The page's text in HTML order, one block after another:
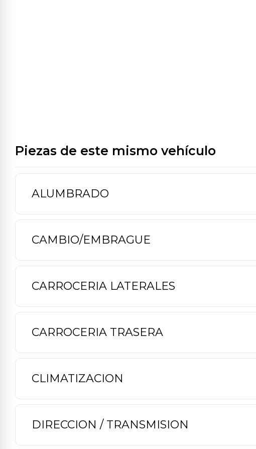
Piezas de este mismo vehículo
ALUMBRADO
CAMBIO/EMBRAGUE
CARROCERIA LATERALES
CARROCERIA TRASERA
CLIMATIZACION
DIRECCION / TRANSMISION